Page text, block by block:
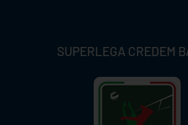
SUPERLEGA CREDEM